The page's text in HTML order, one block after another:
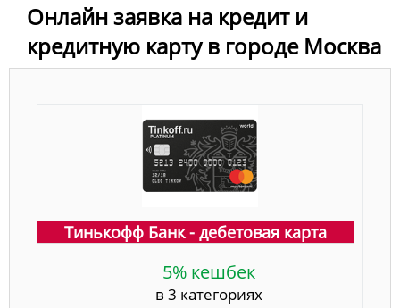
Онлайн заявка на кредит и
кредитную карту в городе Москва
Тинькофф Банк - дебетовая карта
5% кешбек
в 3 категориях